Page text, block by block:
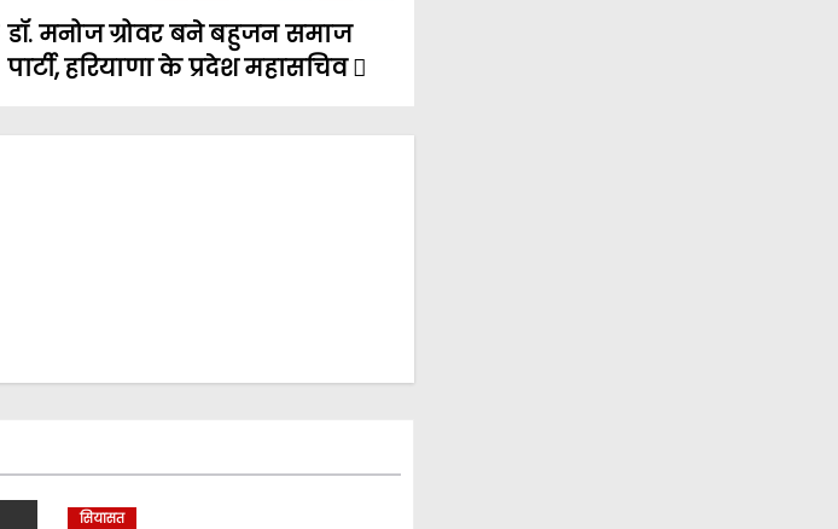
डॉ. मनोज ग्रोवर बने बहुजन समाज
पार्टी, हरियाणा के प्रदेश महासचिव
सियासत